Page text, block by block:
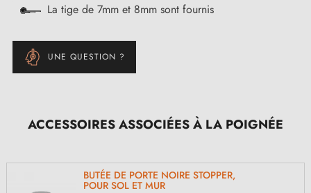
La tige de 7mm et 8mm sont fournis
UNE QUESTION ?
ACCESSOIRES ASSOCIÉES À LA POIGNÉE
BUTÉE DE PORTE NOIRE STOPPER,
POUR SOL ET MUR